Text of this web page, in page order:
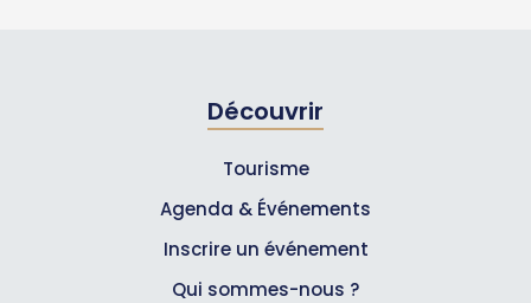
Découvrir
Tourisme
Agenda & Événements
Inscrire un événement
Qui sommes-nous ?